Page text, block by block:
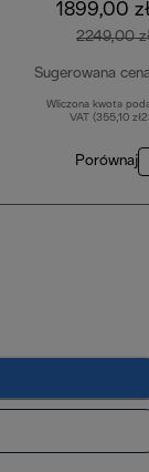
1899,00
2249,00
Sugerowana
Wliczona kwota
VAT (355,10
Porównaj